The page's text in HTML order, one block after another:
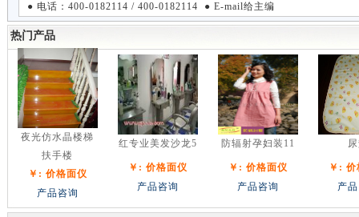
● 电话：400-0182114 / 400-0182114 ● E-mail给主编
热门产品
夜光仿水晶楼梯
扶手楼
￥: 价格面仪
产品咨询
红专业美发沙龙5
￥: 价格面仪
产品咨询
防辐射孕妇装11
￥: 价格面仪
产品咨询
￥:
产